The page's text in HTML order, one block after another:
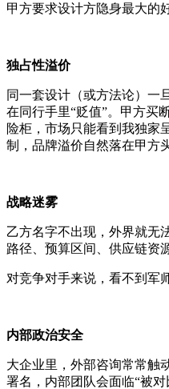
甲方要求设计方隐身最大
独占性溢价
同一套设计（或方法论）一
在同行手里“贬值”。甲方买
险柜，市场只能看到我独家
制，品牌溢价自然落在甲方
战略迷雾
乙方名字不出现，外界就无
路径、预算区间、供应链资
对竞争对手来说，看不到军
内部政治安全
大企业里，外部咨询常常触
署名，内部团队会面临“被